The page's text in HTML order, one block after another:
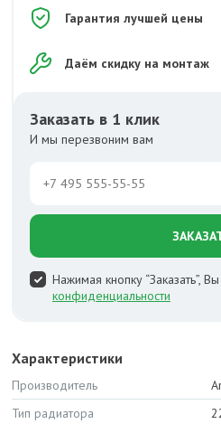
Гарантия лучшей цены
Даём скидку на монтаж
Заказать в 1 клик
И мы перезвоним вам
Нажимая кнопку “Заказать”,
конфиденциальности
Характеристики
Производитель
Тип радиатора